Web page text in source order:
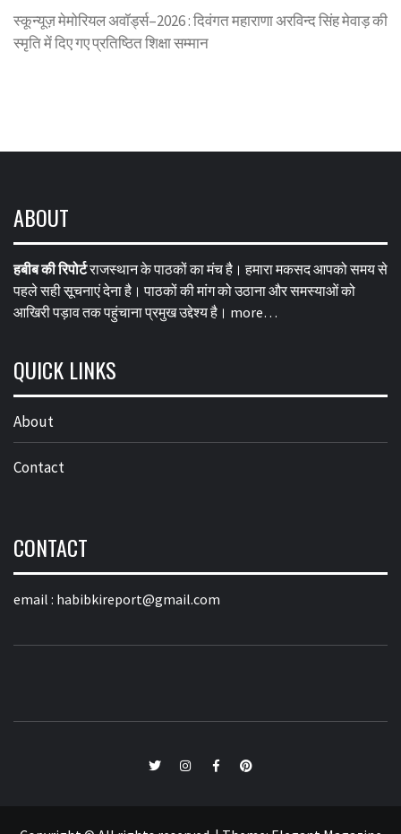
स्कून्यूज़ मेमोरियल अवॉर्ड्स–2026 : दिवंगत महाराणा अरविन्द सिंह मेवाड़ की
स्मृति में दिए गए प्रतिष्ठित शिक्षा सम्मान
ABOUT
हबीब की रिपोर्टराजस्थान के पाठकों का मंच है। हमारा मकसद आपको समय से
पहले सही सूचनाएं देना है। पाठकों की मांग को उठाना और समस्याओं को
आखिरी पड़ाव तक पहुंचाना प्रमुख उद्देश्य है। more…
QUICK LINKS
About
Contact
CONTACT
email : habibkireport@gmail.com
twitterInstagramFacebookPinterest